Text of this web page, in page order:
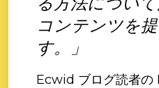
コンテンツを
す。」
Ecwid ブログ読者の